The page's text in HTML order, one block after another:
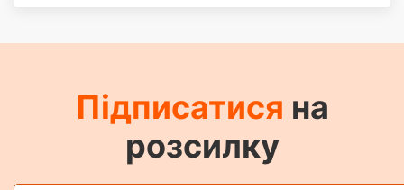
Підписатися на
розсилку